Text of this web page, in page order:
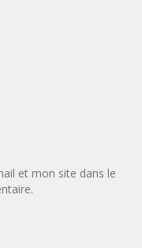
et mon site dans le